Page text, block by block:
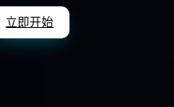
立即开始